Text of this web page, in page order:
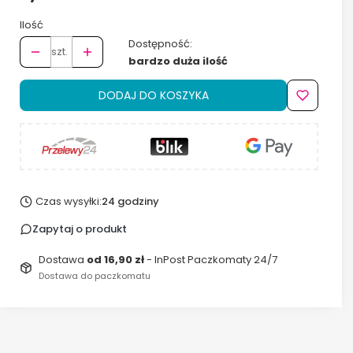
Ilość
szt.
Dostępność:
bardzo duża ilość
DODAJ DO KOSZYKA
Czas wysyłki:24 godziny
Zapytaj o produkt
Dostawa od 16,90 zł- InPost Paczkomaty 24/7
Dostawa do paczkomatu